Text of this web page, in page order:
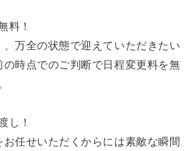
料！
万全の状態で迎えていただきたい
の時点でのご判断で日程変更料を無
し！
任せいただくからには素敵な瞬間